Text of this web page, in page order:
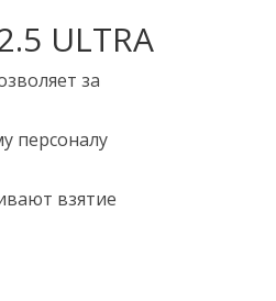
ULTRA
за
персоналу
взятие